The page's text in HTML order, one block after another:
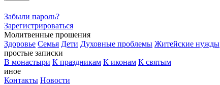
Забыли пароль?
Зарегистрироваться
Молитвенные прошения
Здоровье Семья Дети Духовные проблемы Житейские нужды
простые записки
В монастыри К праздникам К иконам К святым
иное
Контакты Новости